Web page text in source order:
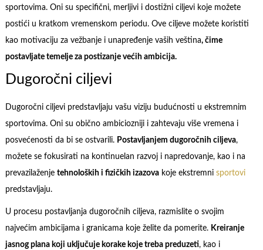
sportovima. Oni su specifični, merljivi i dostižni ciljevi koje možete
postići u kratkom vremenskom periodu. Ove ciljeve možete koristiti
kao motivaciju za vežbanje i unapređenje vaših veština, čime
postavljate temelje za postizanje većih ambicija.
Dugoročni ciljevi
Dugoročni ciljevi predstavljaju vašu viziju budućnosti u ekstremnim
sportovima. Oni su obično ambiciozniji i zahtevaju više vremena i
posvećenosti da bi se ostvarili. Postavljanjem dugoročnih ciljeva,
možete se fokusirati na kontinuelan razvoj i napredovanje, kao i na
prevazilaženje tehnoloških i fizičkih izazovakoje ekstremni sportovi
predstavljaju.
U procesu postavljanja dugoročnih ciljeva, razmislite o svojim
najvećim ambicijama i granicama koje želite da pomerite. Kreiranje
jasnog plana koji uključuje korake koje treba preduzeti, kao i